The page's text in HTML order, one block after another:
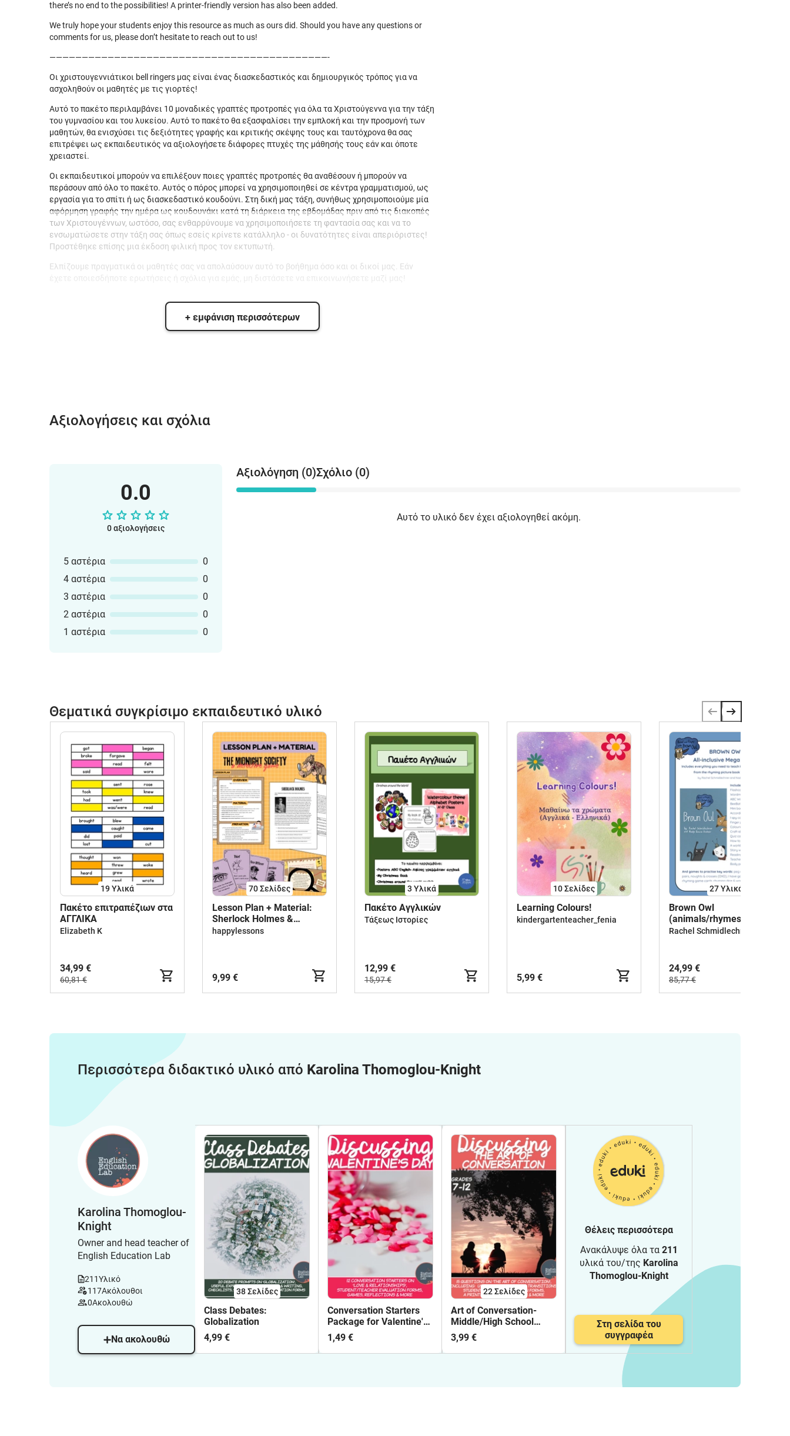
there’s no end to the possibilities! A printer-friendly version has also been added.
We truly hope your students enjoy this resource as much as ours did. Should you have any questions or
comments for us, please don’t hesitate to reach out to us!
———————————————————————————————————————————-
Οι χριστουγεννιάτικοι bell ringers μας είναι ένας διασκεδαστικός και δημιουργικός τρόπος για να
ασχοληθούν οι μαθητές με τις γιορτές!
Αυτό το πακέτο περιλαμβάνει 10 μοναδικές γραπτές προτροπές για όλα τα Χριστούγεννα για την τάξη
του γυμνασίου και του λυκείου. Αυτό το πακέτο θα εξασφαλίσει την εμπλοκή και την προσμονή των
μαθητών, θα ενισχύσει τις δεξιότητες γραφής και κριτικής σκέψης τους και ταυτόχρονα θα σας
επιτρέψει ως εκπαιδευτικός να αξιολογήσετε διάφορες πτυχές της μάθησής τους εάν και όποτε
χρειαστεί.
Οι εκπαιδευτικοί μπορούν να επιλέξουν ποιες γραπτές προτροπές θα αναθέσουν ή μπορούν να
περάσουν από όλο το πακέτο. Αυτός ο πόρος μπορεί να χρησιμοποιηθεί σε κέντρα γραμματισμού, ως
εργασία για το σπίτι ή ως διασκεδαστικό κουδούνι. Στη δική μας τάξη, συνήθως χρησιμοποιούμε μία
αφόρμηση γραφής την ημέρα ως κουδουνάκι κατά τη διάρκεια της εβδομάδας πριν από τις διακοπές
των Χριστουγέννων, ωστόσο, σας ενθαρρύνουμε να χρησιμοποιήσετε τη φαντασία σας και να το
ενσωματώσετε στην τάξη σας όπως εσείς κρίνετε κατάλληλο - οι δυνατότητες είναι απεριόριστες!
Προστέθηκε επίσης μια έκδοση φιλική προς τον εκτυπωτή.
Ελπίζουμε πραγματικά οι μαθητές σας να απολαύσουν αυτό το βοήθημα όσο και οι δικοί μας. Εάν
έχετε οποιεσδήποτε ερωτήσεις ή σχόλια για εμάς, μη διστάσετε να επικοινωνήσετε μαζί μας!
+ εμφάνιση περισσότερων
Αξιολογήσεις και σχόλια
0.0
0 αξιολογήσεις
5 αστέρια
0
4 αστέρια
0
3 αστέρια
0
2 αστέρια
0
1 αστέρια
0
Αξιολόγηση (0)Σχόλιο (0)
Αυτό το υλικό δεν έχει αξιολογηθεί ακόμη.
Θεματικά συγκρίσιμο εκπαιδευτικό υλικό
19 Υλικά
Πακέτο επιτραπέζιων στα
ΑΓΓΛΙΚΑ
Elizabeth K
34,99 €
60,81 €
70Σελίδες
Lesson Plan + Material:
Sherlock Holmes &
Detective Stories
happylessons
9,99 €
3 Υλικά
Πακέτο Αγγλικών
Τάξεως Ιστορίες
12,99 €
15,97 €
10Σελίδες
Learning Colours!
kindergartenteacher_fenia
5,99 €
27 Υλικά
Brown Owl
(animals/rhymes) - MEGA
BUNDLE
Rachel Schmidlechner
24,99 €
85,77 €
Περισσότερα διδακτικό υλικό από Karolina Thomoglou-Knight
Karolina Thomoglou-
Knight
Owner and head teacher of
English Education Lab
211Υλικό
117Ακόλουθοι
0Ακολουθώ
Να ακολουθώ
38Σελίδες
Class Debates:
Globalization
4,99 €
Conversation Starters
Package for Valentine's
Day- Activity Package
1,49 €
22Σελίδες
Art of Conversation-
Middle/High School
Conversation Package
3,99 €
Θέλεις περισσότερα
Ανακάλυψε όλα τα 211
υλικά του/της Karolina
Thomoglou-Knight
Στη σελίδα του
συγγραφέα